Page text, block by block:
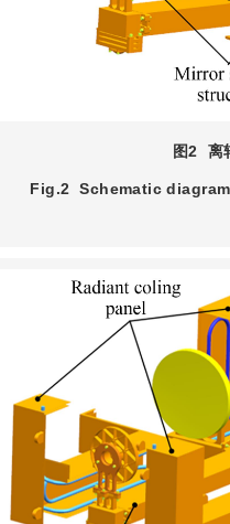
图2 离
Fig.2 Schematic